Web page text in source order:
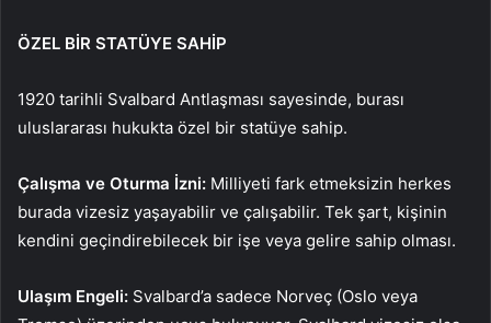
ÖZEL BİR STATÜYE SAHİP
1920 tarihli Svalbard Antlaşması sayesinde, burası
uluslararası hukukta özel bir statüye sahip.
Çalışma ve Oturma İzni: Milliyeti fark etmeksizin herkes
burada vizesiz yaşayabilir ve çalışabilir. Tek şart, kişinin
kendini geçindirebilecek bir işe veya gelire sahip olması.
Ulaşım Engeli: Svalbard’a sadece Norveç (Oslo veya